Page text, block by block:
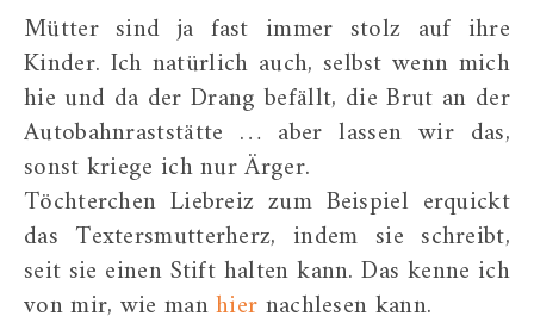
Mütter sind ja fast immer stolz auf ihre
Kinder. Ich natürlich auch, selbst wenn mich
hie und da der Drang befällt, die Brut an der
Autobahnraststätte … aber lassen wir das,
sonst kriege ich nur Ärger.
Töchterchen Liebreiz zum Beispiel erquickt
das Textersmutterherz, indem sie schreibt,
seit sie einen Stift halten kann. Das kenne ich
von mir, wie manhiernachlesen kann.